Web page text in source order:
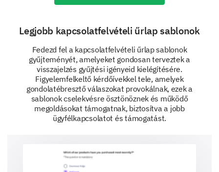
examples where our support team went above
and beyond to help you.
Lastly, we want to understand the impact and
effectiveness of our support services.
Legjobb kapcsolatfelvételi űrlap sablonok
Fedezd fel a kapcsolatfelvételi űrlap sablonok
gyűjteményét, amelyeket gondosan terveztek a
visszajelzés gyűjtési igényeid kielégítésére.
Figyelemfelkeltő kérdőívekkel tele, amelyek
gondolatébresztő válaszokat provokálnak, ezek a
sablonok cselekvésre ösztönöznek és működő
megoldásokat támogatnak, biztosítva a jobb
ügyfélkapcsolatot és támogatást.